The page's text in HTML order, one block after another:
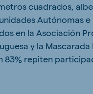
cuadrados,
Autónomas
en la Asociación
y la Mascarada
83% repiten